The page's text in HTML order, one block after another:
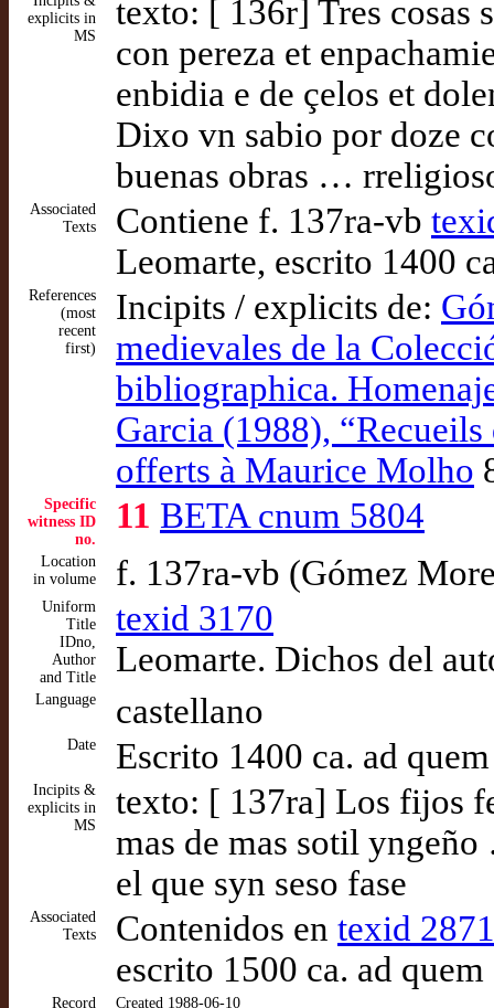
explicits in
MS
texto: [ 136r] Tres cosas
con pereza et
enbidia e de çelos et
Dixo vn sabio por doze
buenas obras …
Associated
Texts
Contiene f. 137ra-vb
Leomarte, escrito 1400
References
(most
recent
first)
Incipits / explicits de:
medievales de la
bibliographica.
Garcia (1988), “Recueils
offerts à Maurice Molho
Specific
witness ID
no.
11 BETA cnum 5804
Location
in volume
f. 137ra-vb (Gómez
Uniform
Title
IDno,
Author
and Title
texid 3170
Leomarte. Dichos del
Language castellano
Date Escrito 1400 ca. ad quem
Incipits &
explicits in
MS
texto: [ 137ra] Los fijos
mas de mas sotil
el que syn seso fase
Associated
Texts
Contenidos en texid 2871
escrito 1500 ca. ad quem
Record
Created 1988-06-10